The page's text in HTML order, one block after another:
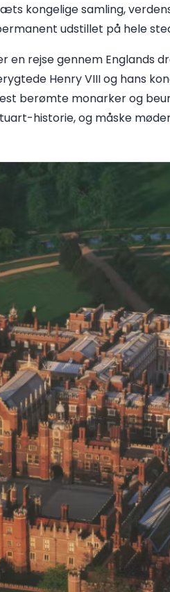
kongelige samling,
udstillet på hele
en rejse gennem Englands
Henry VIII og hans
berømte monarker og
historie, og måske